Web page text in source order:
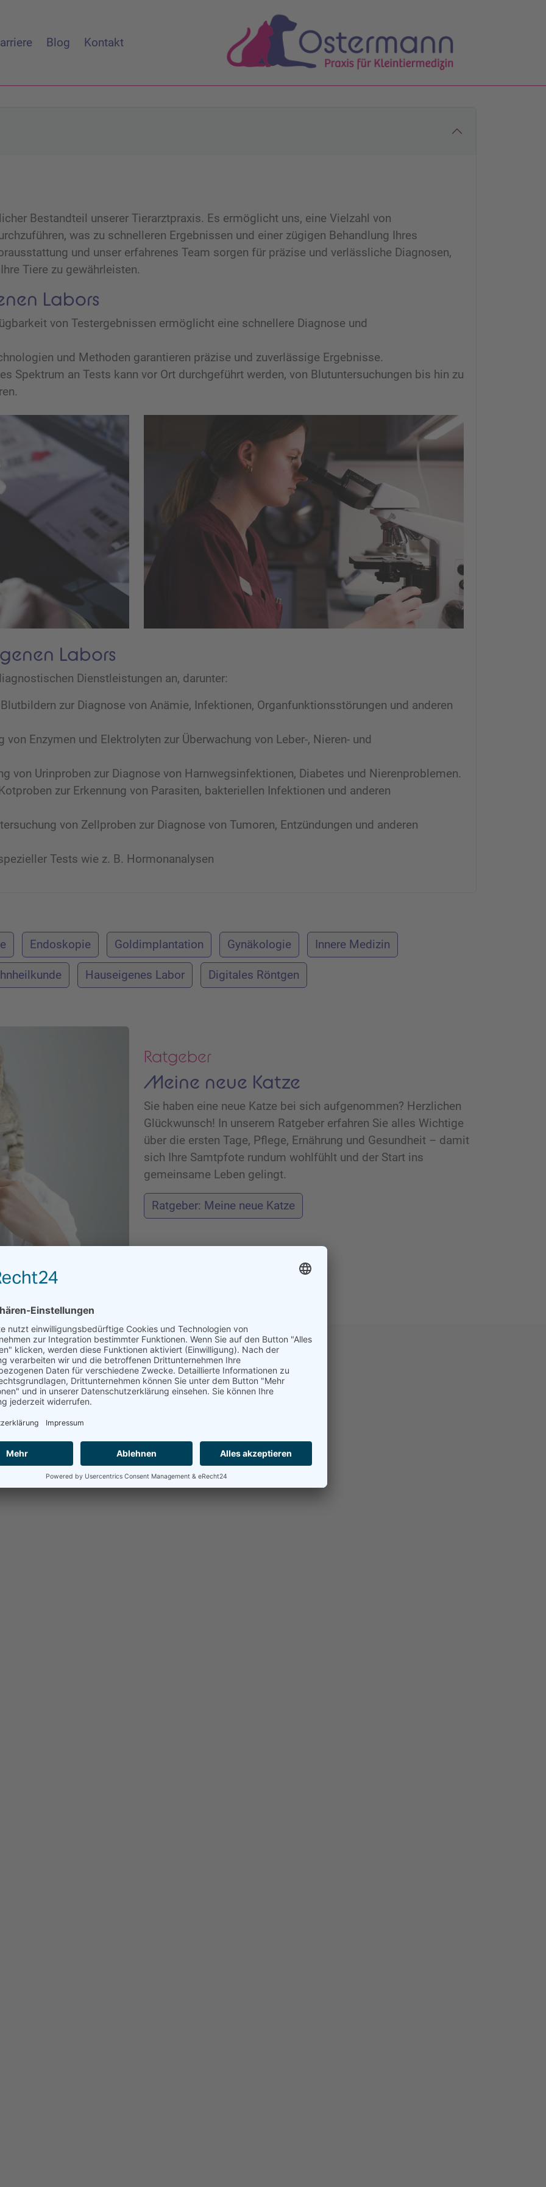
Blog Kontakt
Bestandteil unserer Tierarztpraxis. Es ermöglicht uns, eine Vielzahl von
was zu schnelleren Ergebnissen und einer zügigen Behandlung Ihres
und unser erfahrenes Team sorgen für präzise und verlässliche Diagnosen,
Tiere zu gewährleisten.
Labors
von Testergebnissen ermöglicht eine schnellere Diagnose und
und Methoden garantieren präzise und zuverlässige Ergebnisse.
Spektrum an Tests kann vor Ort durchgeführt werden, von Blutuntersuchungen bis hin zu
Labors
Dienstleistungen an, darunter:
zur Diagnose von Anämie, Infektionen, Organfunktionsstörungen und anderen
Enzymen und Elektrolyten zur Überwachung von Leber-, Nieren- und
von Urinproben zur Diagnose von Harnwegsinfektionen, Diabetes und Nierenproblemen.
zur Erkennung von Parasiten, bakteriellen Infektionen und anderen
von Zellproben zur Diagnose von Tumoren, Entzündungen und anderen
Tests wie z. B. Hormonanalysen
Endoskopie Goldimplantation Gynäkologie Innere Medizin
Hauseigenes Labor Digitales Röntgen
Ratgeber
Meine neue Katze
Sie haben eine neue Katze bei sich aufgenommen? Herzlichen
Glückwunsch! In unserem Ratgeber erfahren Sie alles Wichtige
über die ersten Tage, Pflege, Ernährung und Gesundheit – damit
sich Ihre Samtpfote rundum wohlfühlt und der Start ins
gemeinsame Leben gelingt.
Ratgeber: Meine neue Katze
aus unserem Praxisleben